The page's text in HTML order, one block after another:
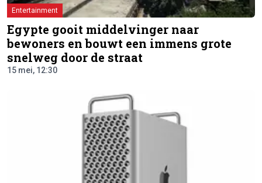
Entertainment
Egypte gooit middelvinger naar
bewoners en bouwt een immens grote
snelweg door de straat
15 mei, 12:30